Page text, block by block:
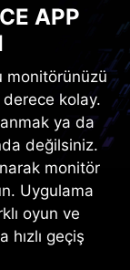
APP
monitörünüzü
derece kolay.
ya da
değilsiniz.
monitör
Uygulama
oyun ve
hızlı geçiş